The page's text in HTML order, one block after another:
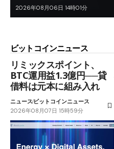
2026年08月06日 14時01分
ビットコインニュース
リミックスポイント、
BTC運用益1.3億円──貸
借料は元本に組み入れ
ニュースビットコインニュース
2026年08月07日 15時59分